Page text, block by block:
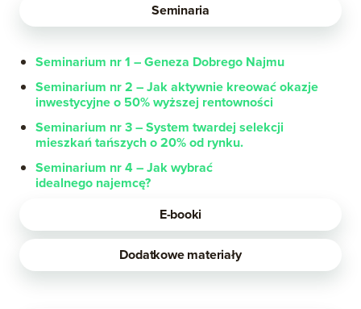
Seminaria
E-booki
Dodatkowe materiały
Seminarium nr 1 – Geneza Dobrego Najmu
Seminarium nr 2 – Jak aktywnie kreować okazje
inwestycyjne o 50% wyższej rentowności
Seminarium nr 3 – System twardej selekcji
mieszkań tańszych o 20% od rynku.
Seminarium nr 4 – Jak wybrać
idealnego najemcę?